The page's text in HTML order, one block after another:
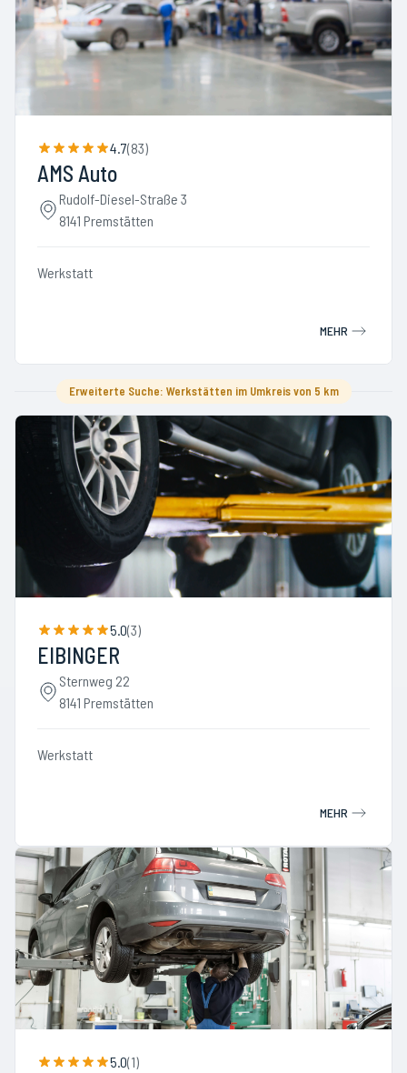
4.7(83)
AMS Auto
Rudolf-Diesel-Straße 3
8141 Premstätten
Werkstatt
MEHR
Erweiterte Suche: Werkstätten im Umkreis von 5 km
5.0(3)
EIBINGER
Sternweg 22
8141 Premstätten
Werkstatt
MEHR
5.0(1)